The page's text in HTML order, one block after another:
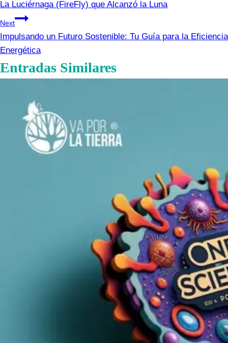
de
entradas
La Luciérnaga (FireFly) que Alcanzó la Luna
Next
Impulsando un Futuro Sostenible: Tu Guía para la Eficiencia
Energética
Entradas Similares